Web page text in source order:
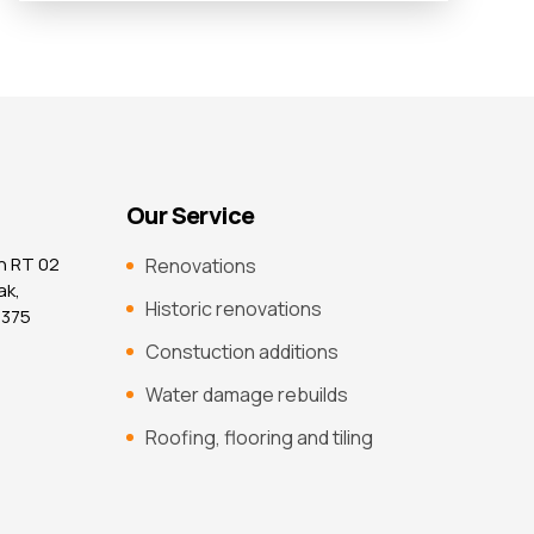
RT 02
Our Service
Renovations
Historic renovations
Constuction additions
Water damage rebuilds
Roofing, flooring and tiling